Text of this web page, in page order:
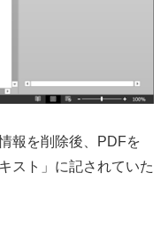
報を削除後、PDFを
スト」に記されていた